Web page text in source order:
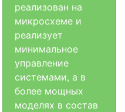
реализован на
микросхеме и
реализует
минимальное
управление
системами, а в
более мощных
моделях в состав